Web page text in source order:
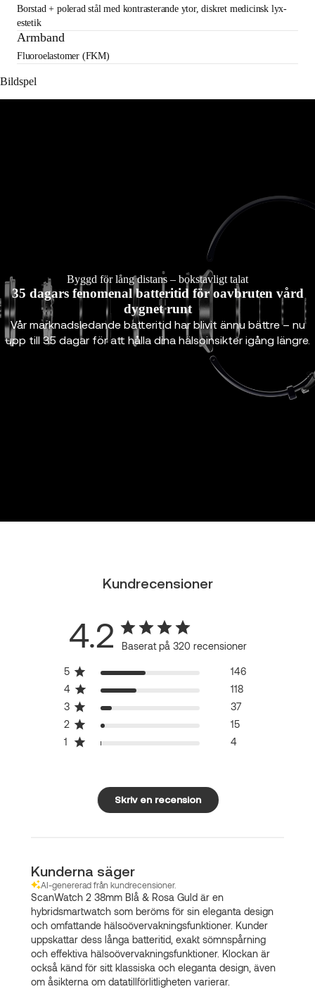
Borstad + polerad stål med kontrasterande ytor, diskret medicinsk lyx-
estetik
Armband
Fluoroelastomer (FKM)
Bildspel
Byggd för lång distans – bokstavligt talat
35 dagars fenomenal batteritid för oavbruten vård
dygnet runt
Vår marknadsledande batteritid har blivit ännu bättre – nu
upp till 35 dagar för att hålla dina hälsoinsikter igång längre.
Kundrecensioner
4.2 Baserat på 320 recensioner
5
146
4
118
3
37
2
15
1
4
Skriv en recension
Kunderna säger
AI-genererad från kundrecensioner.
ScanWatch 2 38mm Blå & Rosa Guld är en
hybridsmartwatch som beröms för sin eleganta design
och omfattande hälsoövervakningsfunktioner. Kunder
uppskattar dess långa batteritid, exakt sömnspårning
och effektiva hälsoövervakningsfunktioner. Klockan är
också känd för sitt klassiska och eleganta design, även
om åsikterna om datatillförlitligheten varierar.